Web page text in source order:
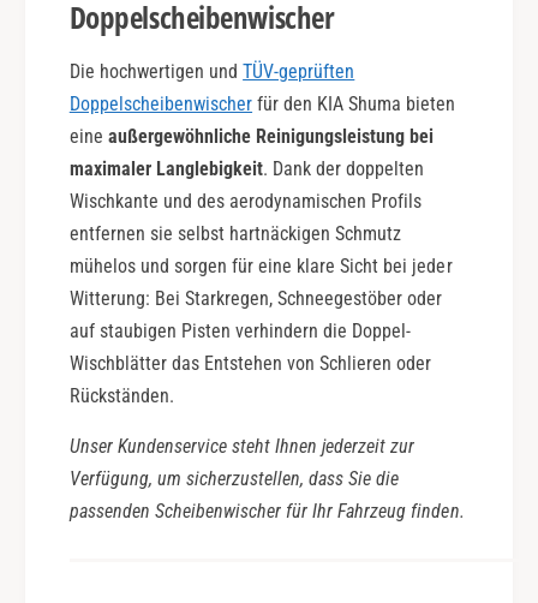
Doppelscheibenwischer
Die hochwertigen undTÜV-geprüften
Doppelscheibenwischer für den KIA Shuma bieten
eine außergewöhnliche Reinigungsleistung bei
maximaler Langlebigkeit. Dank der doppelten
Wischkante und des aerodynamischen Profils
entfernen sie selbst hartnäckigen Schmutz
mühelos und sorgen für eine klare Sicht bei jeder
Witterung: Bei Starkregen, Schneegestöber oder
auf staubigen Pisten verhindern die Doppel-
Wischblätter das Entstehen von Schlieren oder
Rückständen.
Unser Kundenservice steht Ihnen jederzeit zur
Verfügung, um sicherzustellen, dass Sie die
passenden Scheibenwischer für Ihr Fahrzeug finden.